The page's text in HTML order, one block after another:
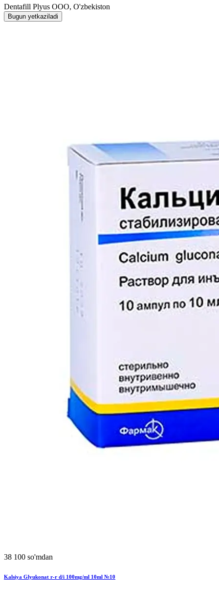
Dentafill Plyus OOO, O'zbekiston
Bugun yetkaziladi
38 100 so'mdan
Kalsiya Glyukonat r-r d/i 100mg/ml 10ml №10